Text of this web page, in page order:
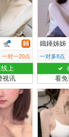
一对一20点
上
视讯
鐵錘姊姊
一对多8点
看